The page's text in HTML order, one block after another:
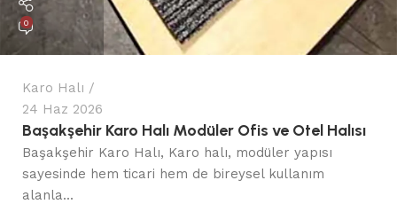
0
Karo Halı
24 Haz 2026
Başakşehir Karo Halı Modüler Ofis ve Otel Halısı
Başakşehir Karo Halı, Karo halı, modüler yapısı
sayesinde hem ticari hem de bireysel kullanım
alanla...